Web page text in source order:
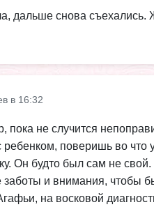
дальше снова
в 16:32
пока не случится
поверишь во что
Он будто был сам не
и внимания,
на восковой